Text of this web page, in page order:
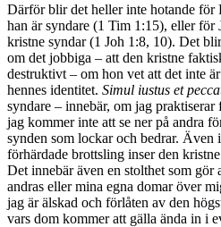
Därför blir det heller inte hotande för
han är syndare (1 Tim 1:15), eller för
kristne syndar (1 Joh 1:8, 10). Det
om det jobbiga – att den kristne
destruktivt – om hon vet att det inte
hennes identitet. Simul iustus et
syndare – innebär, om jag
jag kommer inte att se ner på andra
synden som lockar och bedrar. Även
förhärdade brottsling inser den
Det innebär även en stolthet som gör
andras eller mina egna domar över
jag är älskad och förlåten av den
vars dom kommer att gälla ända in i